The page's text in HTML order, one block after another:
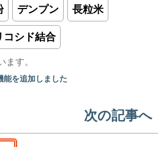
デンプン 長粒米
コシド結合
ます。
能を追加しました
次の記事へ